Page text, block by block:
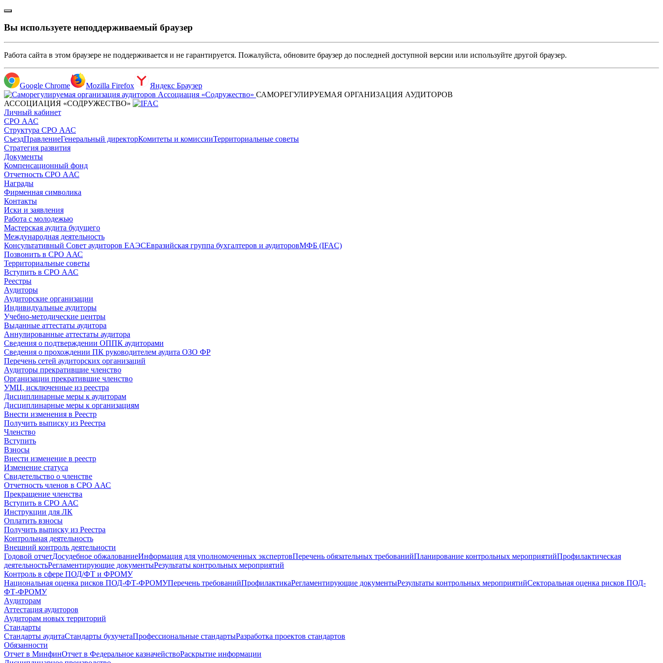
Вы используете неподдерживаемый браузер
Работа сайта в этом браузере не поддерживается и не гарантируется. Пожалуйста, обновите браузер до последней доступной версии или используйте другой браузер.
Google Chrome Mozilla Firefox
Яндекс Браузер
САМОРЕГУЛИРУЕМАЯ ОРГАНИЗАЦИЯ АУДИТОРОВ
АССОЦИАЦИЯ «СОДРУЖЕСТВО»
Личный кабинет
СРО ААС
Структура СРО ААС
СъездПравлениеГенеральный директорКомитеты и комиссииТерриториальные советы
Стратегия развития
Документы
Компенсационный фонд
Отчетность СРО ААС
Награды
Фирменная символика
Контакты
Иски и заявления
Работа с молодежью
Мастерская аудита будущего
Международная деятельность
Консультативный Совет аудиторов ЕАЭСЕвразийская группа бухгалтеров и аудиторовМФБ (IFAC)
Позвонить в СРО ААС
Территориальные советы
Вступить в СРО ААС
Реестры
Аудиторы
Аудиторские организации
Индивидуальные аудиторы
Учебно-методические центры
Выданные аттестаты аудитора
Аннулированные аттестаты аудитора
Сведения о подтверждении ОППК аудиторами
Сведения о прохождении ПК руководителем аудита ОЗО ФР
Перечень сетей аудиторских организаций
Аудиторы прекратившие членство
Организации прекратившие членство
УМЦ, исключенные из реестра
Дисциплинарные меры к аудиторам
Дисциплинарные меры к организациям
Внести изменения в Реестр
Получить выписку из Реестра
Членство
Вступить
Взносы
Внести изменение в реестр
Изменение статуса
Свидетельство о членстве
Отчетность членов в СРО ААС
Прекращение членства
Вступить в СРО ААС
Инструкции для ЛК
Оплатить взносы
Получить выписку из Реестра
Контрольная деятельность
Внешний контроль деятельности
Годовой отчетДосудебное обжалованиеИнформация для уполномоченных экспертовПеречень обязательных требованийПланирование контрольных мероприятийПрофилактическая
деятельностьРегламентирующие документыРезультаты контрольных мероприятий
Контроль в сфере ПОД/ФТ и ФРОМУ
Национальная оценка рисков ПОД-ФТ-ФРОМУПеречень требованийПрофилактикаРегламентирующие документыРезультаты контрольных мероприятийСекторальная оценка рисков ПОД-
ФТ-ФРОМУ
Аудиторам
Аттестация аудиторов
Аудиторам новых территорий
Стандарты
Стандарты аудитаСтандарты бухучетаПрофессиональные стандартыРазработка проектов стандартов
Обязанности
Отчет в МинфинОтчет в Федеральное казначействоРаскрытие информации